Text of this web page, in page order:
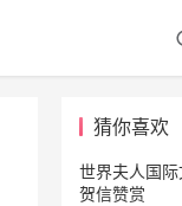
猜你喜欢
世界夫人国
贺信赞赏